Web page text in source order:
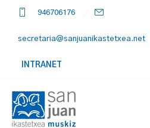
946706176
secretaria@sanjuanikastetxea.net
INTRANET